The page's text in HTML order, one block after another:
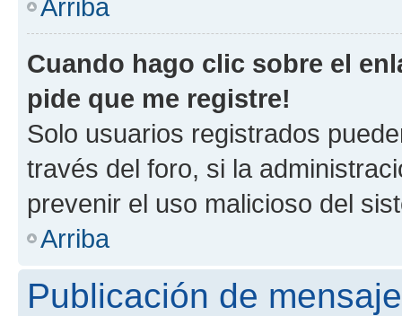
Arriba
Cuando hago clic sobre el
pide que me registre!
Solo usuarios registrados
través del foro, si la
prevenir el uso malicioso del
Arriba
Publicación de